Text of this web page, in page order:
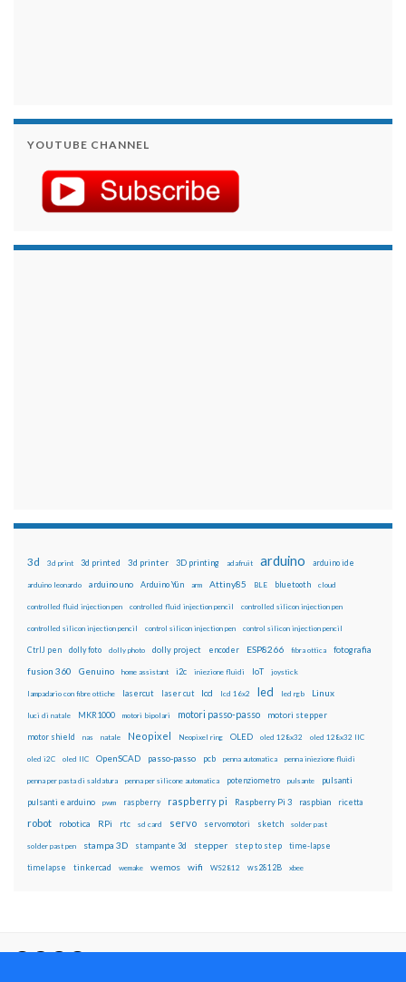
YOUTUBE CHANNEL
3d 3d print 3d printed 3d printer 3D printing adafruit arduino arduino ide
arduino leonardo arduino uno Arduino Yún arm Attiny85 BLE bluetooth cloud
controlled fluid injection pen controlled fluid injection pencil controlled silicon injection pen
controlled silicon injection pencil control silicon injection pen control silicon injection pencil
CtrlJ pen dolly foto dolly photo dolly project encoder ESP8266 fibra ottica fotografia
fusion 360 Genuino home assistant i2c iniezione fluidi IoT joystick
lampadario con fibre ottiche lasercut laser cut lcd lcd 16x2 led led rgb Linux
luci di natale MKR1000 motori bipolari motori passo-passo motori stepper
motor shield nas natale Neopixel Neopixel ring OLED oled 128x32 oled 128x32 IIC
oled i2C oled IIC OpenSCAD passo-passo pcb penna automatica penna iniezione fluidi
penna per pasta di saldatura penna per silicone automatica potenziometro pulsante pulsanti
pulsanti e arduino pwm raspberry raspberry pi Raspberry Pi 3 raspbian ricetta
robot robotica RPi rtc sd card servo servomotori sketch solder past
solder past pen stampa 3D stampante 3d stepper step to step time-lapse
timelapse tinkercad wemake wemos wifi WS2812 ws2812B xbee